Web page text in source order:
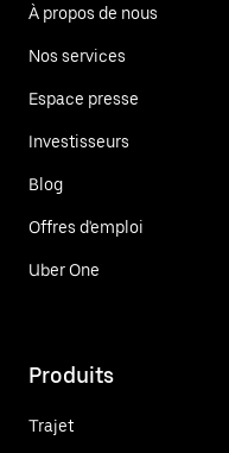
À propos de nous
Nos services
Espace presse
Investisseurs
Blog
Offres d'emploi
Uber One
Produits
Trajet